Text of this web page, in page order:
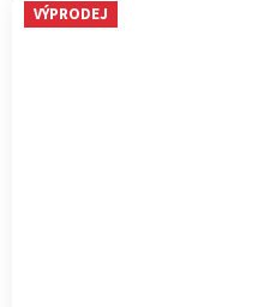
VÝPRODEJ